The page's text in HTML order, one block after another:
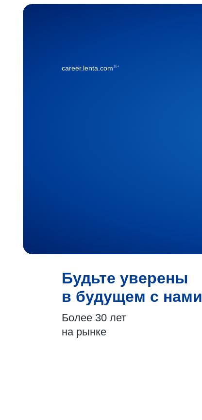
career.lenta.com16+
Будьте уверены
в будущем с нами
Более 30 лет
на рынке